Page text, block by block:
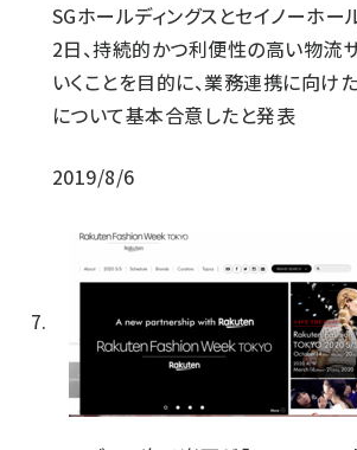
SGホールディングスとセイノーホー
2日、持続的かつ利便性の高い物流
いくことを目的に、業務連携に向け
について基本合意したと発表
2019/8/6